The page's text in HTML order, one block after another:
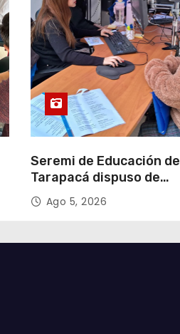
Seremi de Educación de
Tarapacá dispuso de
facilitadores para
proceso de Admisión
Ago 5, 2026